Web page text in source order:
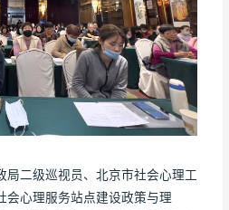
二级巡视员、北京市社会心理工
会心理服务站点建设政策与理